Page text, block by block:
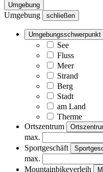
Umgebung
Umgebung schließen
Umgebungsschwerpunkt
See
Fluss
Meer
Strand
Berg
Stadt
am Land
Therme
Ortszentrum
max.
Sportgeschäft
max.
Mountainbikeverleih